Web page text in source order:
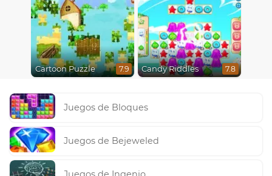
Cartoon Puzzle 7.9 Candy Riddles 7.8
Juegos de Bloques
Juegos de Bejeweled